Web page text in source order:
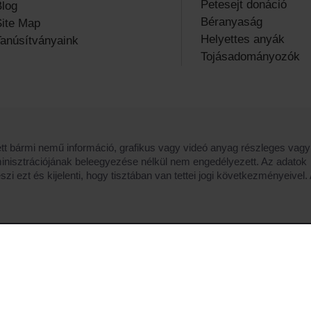
Map
Petesejt donáció
Béranyaság
Helyettes anyák
Tojásadományozók
bármi nemű információ, grafikus vagy videó anyag részleges
beleegyezése nélkül nem engedélyezett. Az adatok
ezt és kijelenti, hogy tisztában van tettei jogi következményeivel.